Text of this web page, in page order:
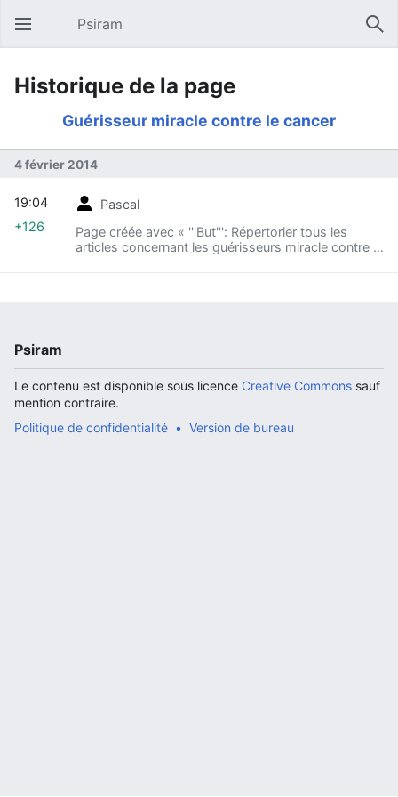
Ouvrir le menu principal Psiram
Historique de la page
Guérisseur miracle contre le cancer
4 février 2014
Pascal
Page créée avec « '''But''': Répertorier tous les
articles concernant les guérisseurs miracle contre le
19:04
+126
Psiram
Le contenu est disponible sous licence Creative Commons sauf
mention contraire.
Politique de confidentialité
Version de bureau